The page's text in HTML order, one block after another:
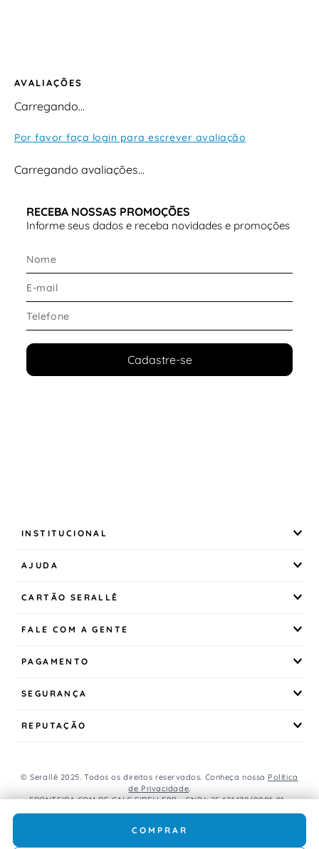
AVALIAÇÕES
Carregando…
Por favor faça login para escrever avaliação
Carregando avaliações…
COMPRAR
RECEBA NOSSAS PROMOÇÕES
Informe seus dados e receba novidades e promoções
Cadastre-se
INSTITUCIONAL
AJUDA
CARTÃO SERALLÊ
FALE COM A GENTE
PAGAMENTO
SEGURANÇA
REPUTAÇÃO
© Serallê 2025. Todos os direitos reservados. Conheça nossa Política
de Privacidade.
FRONTEIRA COM DE CALC EIRELI EPP - CNPJ: 25.421.179/0001-81 -
Avenida Brasil, 456, Centro, CEP: 85.851-000, Foz do Iguaçu, PR, Brasil.
válido é o do carrinho de compras.